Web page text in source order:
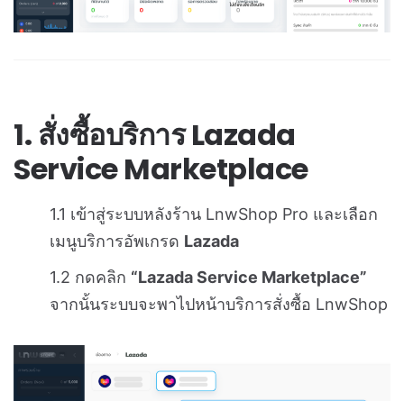
1. สั่งซื้อบริการLazada
Service Marketplace
1.1 เข้าสู่ระบบหลังร้าน LnwShop Pro และเลือก
เมนูบริการอัพเกรด Lazada
1.2 กดคลิก “Lazada Service Marketplace”
จากนั้นระบบจะพาไปหน้าบริการสั่งซื้อ LnwShop